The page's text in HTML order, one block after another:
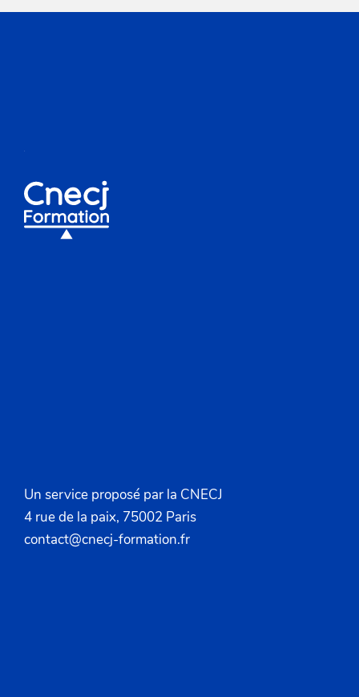
Un service proposé par la CNECJ
4 rue de la paix, 75002 Paris
contact@cnecj-formation.fr